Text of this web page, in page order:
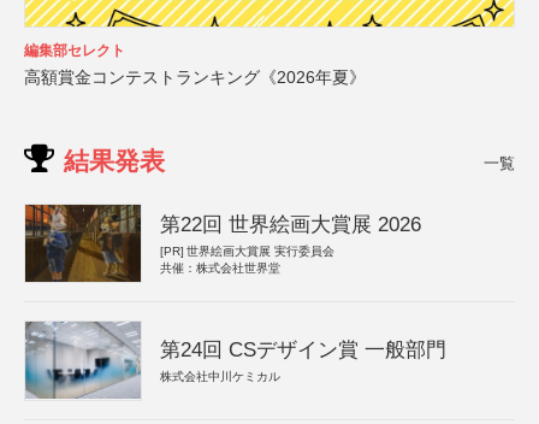
編集部セレクト
高額賞金コンテストランキング《2026年夏》
結果発表 一覧
第22回 世界絵画大賞展 2026
[PR] 世界絵画大賞展 実行委員会
共催：株式会社世界堂
第24回 CSデザイン賞 一般部門
株式会社中川ケミカル